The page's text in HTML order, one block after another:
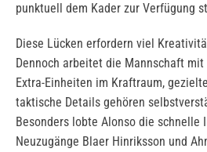
punktuell dem Kader zur Verfügung
Diese Lücken erfordern viel
Dennoch arbeitet die Mannschaft mit
Extra-Einheiten im Kraftraum,
taktische Details gehören
Besonders lobte Alonso die schnelle
Neuzugänge Blaer Hinriksson und